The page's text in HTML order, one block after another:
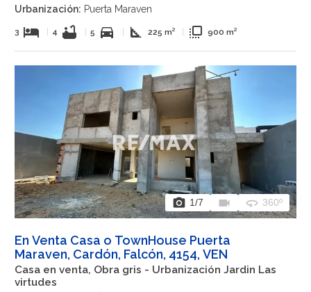
Urbanización: Puerta Maraven
3 hotel 4 bathtub 5 directions_car square_foot 225 m² flip_to_front 900 m²
photo_camera 1/7 videocam 360 360º
En Venta Casa o TownHouse Puerta
Maraven, Cardón, Falcón, 4154, VEN
Casa en venta, Obra gris - Urbanización Jardin Las
virtudes